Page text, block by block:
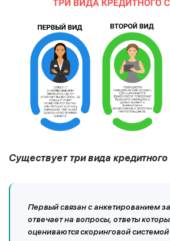
Существует три вида кредитного
Первый связан с анкетированием
отвечает на вопросы, ответы
оцениваются скоринговой